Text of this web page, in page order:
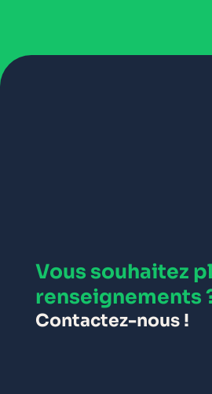
Vous souhaitez
renseignements
Contactez-nous !